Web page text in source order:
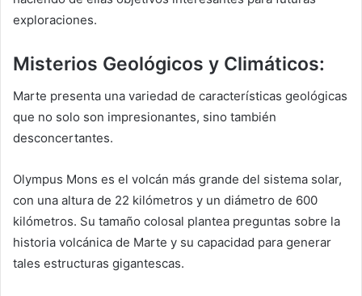
exploraciones.
Misterios Geológicos y Climáticos:
Marte presenta una variedad de características geológicas
que no solo son impresionantes, sino también
desconcertantes.
Olympus Mons es el volcán más grande del sistema solar,
con una altura de 22 kilómetros y un diámetro de 600
kilómetros. Su tamaño colosal plantea preguntas sobre la
historia volcánica de Marte y su capacidad para generar
tales estructuras gigantescas.